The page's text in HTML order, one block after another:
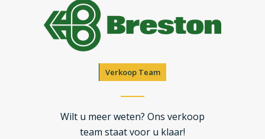
Verkoop Team
Wilt u meer weten? Ons verkoop
team staat voor u klaar!